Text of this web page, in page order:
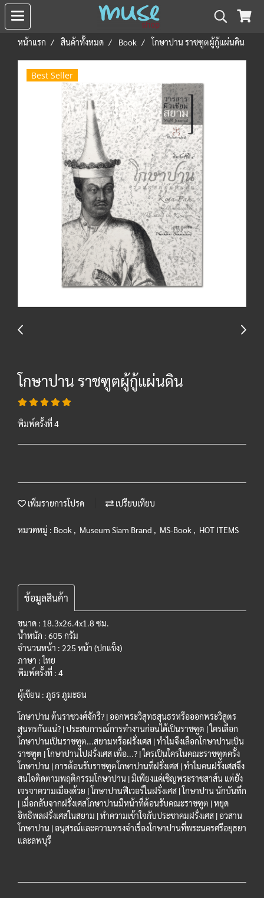
หน้าแรก สินค้าทั้งหมด Book โกษาปาน ราชฑูตผู้กู้แผ่นดิน
Best Seller
โกษาปาน ราชฑูตผู้กู้แผ่นดิน
พิมพ์ครั้งที่ 4
เพิ่มรายการโปรด เปรียบเทียบ
หมวดหมู่ : Book , Museum Siam Brand , MS-Book , HOT ITEMS
ข้อมูลสินค้า
ขนาด : 18.3x26.4x1.8 ซม.
น้ำหนัก : 605 กรัม
จำนวนหน้า : 225 หน้า (ปกแข็ง)
ภาษา : ไทย
พิมพ์ครั้งที่ : 4
ผู้เขียน : ภูธร ภูมะธน
โกษาปาน ต้นราชวงศ์จักรี? | ออกพระวิสุทธสุนธรหรือออกพระวิสูตร
สุนทรกันแน่? | ประสบการณ์การทำงานก่อนได้เป็นราชฑูต | ใครเลือก
โกษาปานเป็นราชฑูต...สยามหรือฝรั่งเศส | ทำไมจึงเลือกโกษาปานเป็น
ราชฑูต | โกษาปานไปฝรั่งเศส เพื่อ...? | ใครเป็นใครในคณะราชฑูตครั้ง
โกษาปาน | การต้อนรับราชฑูตโกษาปานที่ฝรั่งเศส | ทำไมคนฝรั่งเศสจึง
สนใจติดตามพฤติกรรมโกษาปาน | มิเพียงแค่เชิญพระราชสาส์น แต่ยัง
เจรจาความเมืองด้วย | โกษาปานฟีเวอร์ในฝรั่งเศส | โกษาปาน นักบันทึก
| เมื่อกลับจากฝรั่งเศสโกษาปานมีหน้าที่ต้อนรับคณะราชฑูต | หยุด
อิทธิพลฝรั่งเศสในสยาม | ทำความเข้าใจกับประชาคมฝรั่งเศส | อวสาน
โกษาปาน | อนุสรณ์และความทรงจำเรื่องโกษาปานที่พระนครศรีอยุธยา
และลพบุรี